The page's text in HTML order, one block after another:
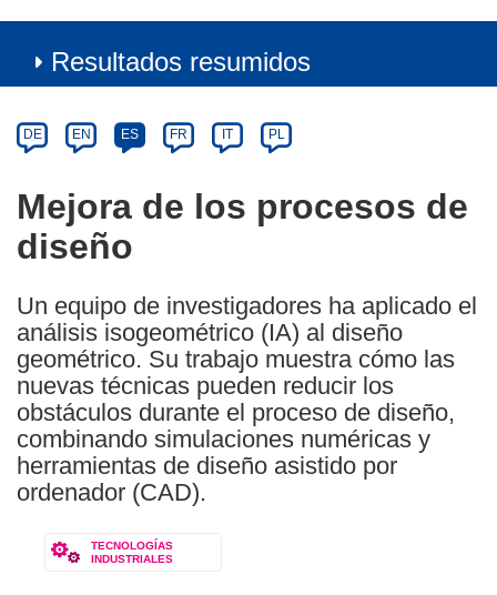
Resultados resumidos
Category
Article
available
the
following
languages:
DE EN ES FR IT PL
Mejora de los procesos de
diseño
Un equipo de investigadores ha aplicado el
análisis isogeométrico (IA) al diseño
geométrico. Su trabajo muestra cómo las
nuevas técnicas pueden reducir los
obstáculos durante el proceso de diseño,
combinando simulaciones numéricas y
herramientas de diseño asistido por
ordenador (CAD).
TECNOLOGÍAS
INDUSTRIALES